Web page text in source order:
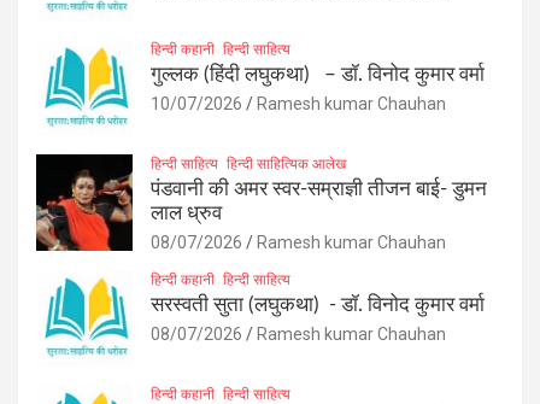
हिन्दी कहानी हिन्दी साहित्य
गुल्लक (हिंदी लघुकथा) – डॉ. विनोद कुमार वर्मा
10/07/2026 Ramesh kumar Chauhan
हिन्दी साहित्य हिन्दी साहित्यिक आलेख
पंडवानी की अमर स्वर-सम्राज्ञी तीजन बाई- डुमन
लाल ध्रुव
08/07/2026 Ramesh kumar Chauhan
हिन्दी कहानी हिन्दी साहित्य
सरस्वती सुता (लघुकथा) ​- डॉ. विनोद कुमार वर्मा
08/07/2026 Ramesh kumar Chauhan
हिन्दी कहानी हिन्दी साहित्य